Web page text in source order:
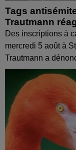
Tags
Trautmann
Des inscriptions à
mercredi 5 août à
Trautmann a